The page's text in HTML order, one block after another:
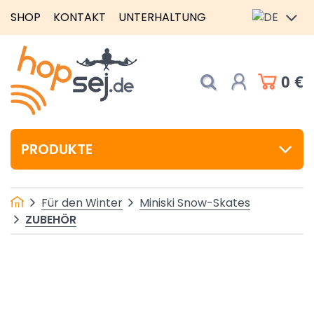
SHOP KONTAKT UNTERHALTUNG
0 €
PRODUKTE
Für den Winter
Miniski Snow-Skates
ZUBEHÖR